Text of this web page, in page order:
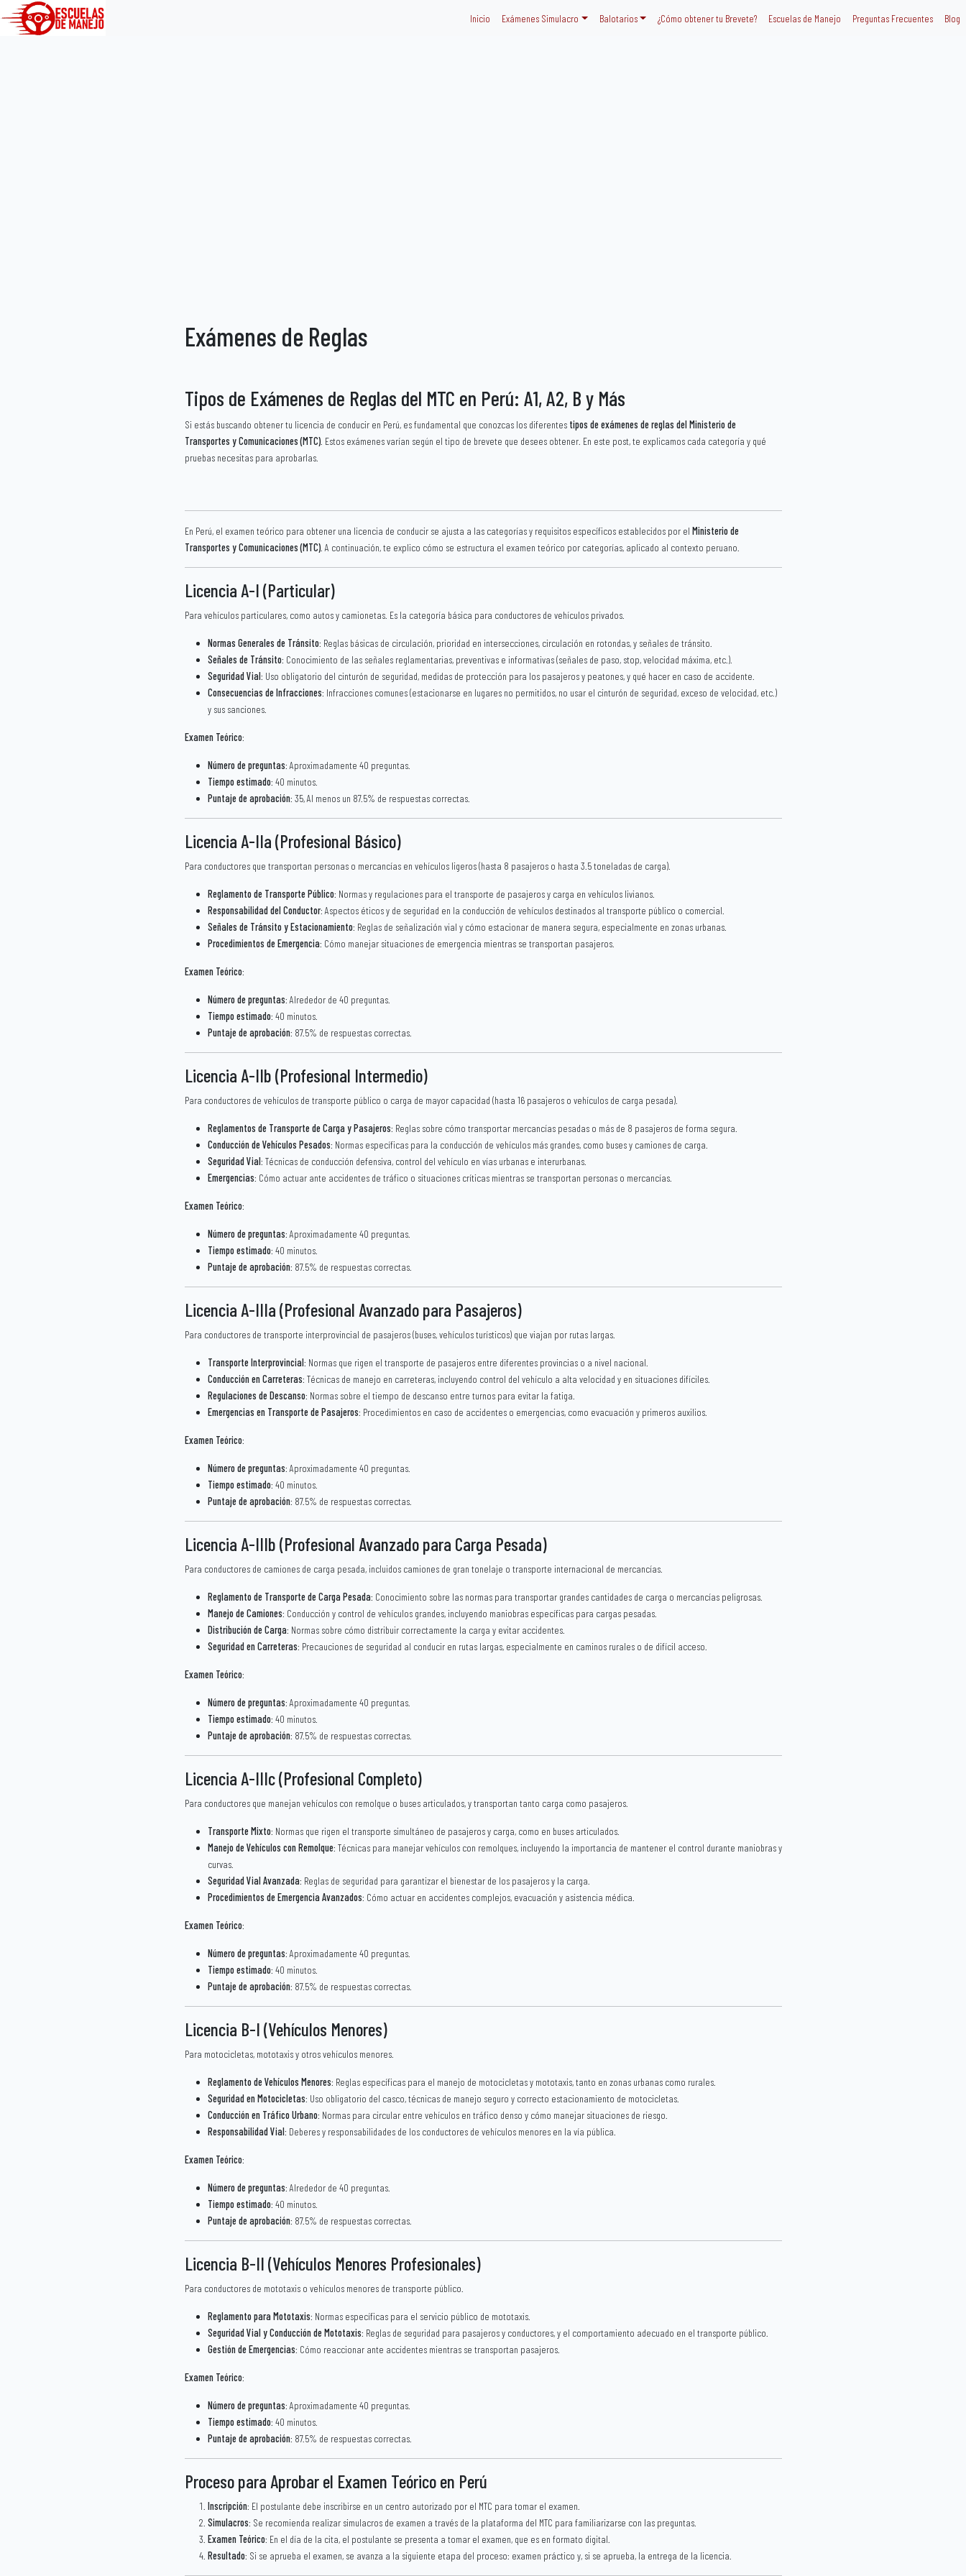
Inicio Exámenes Simulacro Balotarios ¿Cómo obtener tu Brevete? Escuelas de Manejo Preguntas Frecuentes Blog
Exámenes de Reglas
Tipos de Exámenes de Reglas del MTC en Perú: A1, A2, B y Más
Si estás buscando obtener tu licencia de conducir en Perú, es fundamental que conozcas los diferentes tipos de exámenes de reglas del Ministerio de
Transportes y Comunicaciones (MTC). Estos exámenes varían según el tipo de brevete que desees obtener. En este post, te explicamos cada categoría y qué
pruebas necesitas para aprobarlas.
En Perú, el examen teórico para obtener una licencia de conducir se ajusta a las categorías y requisitos específicos establecidos por el Ministerio de
Transportes y Comunicaciones (MTC). A continuación, te explico cómo se estructura el examen teórico por categorías, aplicado al contexto peruano.
Licencia A-I (Particular)
Para vehículos particulares, como autos y camionetas. Es la categoría básica para conductores de vehículos privados.
Normas Generales de Tránsito: Reglas básicas de circulación, prioridad en intersecciones, circulación en rotondas, y señales de tránsito.
Señales de Tránsito: Conocimiento de las señales reglamentarias, preventivas e informativas (señales de paso, stop, velocidad máxima, etc.).
Seguridad Vial: Uso obligatorio del cinturón de seguridad, medidas de protección para los pasajeros y peatones, y qué hacer en caso de accidente.
Consecuencias de Infracciones: Infracciones comunes (estacionarse en lugares no permitidos, no usar el cinturón de seguridad, exceso de velocidad, etc.)
y sus sanciones.
Examen Teórico:
Número de preguntas: Aproximadamente 40 preguntas.
Tiempo estimado: 40 minutos.
Puntaje de aprobación: 35, Al menos un 87.5% de respuestas correctas.
Licencia A-IIa (Profesional Básico)
Para conductores que transportan personas o mercancías en vehículos ligeros (hasta 8 pasajeros o hasta 3.5 toneladas de carga).
Reglamento de Transporte Público: Normas y regulaciones para el transporte de pasajeros y carga en vehículos livianos.
Responsabilidad del Conductor: Aspectos éticos y de seguridad en la conducción de vehículos destinados al transporte público o comercial.
Señales de Tránsito y Estacionamiento: Reglas de señalización vial y cómo estacionar de manera segura, especialmente en zonas urbanas.
Procedimientos de Emergencia: Cómo manejar situaciones de emergencia mientras se transportan pasajeros.
Examen Teórico:
Número de preguntas: Alrededor de 40 preguntas.
Tiempo estimado: 40 minutos.
Puntaje de aprobación: 87.5% de respuestas correctas.
Licencia A-IIb (Profesional Intermedio)
Para conductores de vehículos de transporte público o carga de mayor capacidad (hasta 16 pasajeros o vehículos de carga pesada).
Reglamentos de Transporte de Carga y Pasajeros: Reglas sobre cómo transportar mercancías pesadas o más de 8 pasajeros de forma segura.
Conducción de Vehículos Pesados: Normas específicas para la conducción de vehículos más grandes, como buses y camiones de carga.
Seguridad Vial: Técnicas de conducción defensiva, control del vehículo en vías urbanas e interurbanas.
Emergencias: Cómo actuar ante accidentes de tráfico o situaciones críticas mientras se transportan personas o mercancías.
Examen Teórico:
Número de preguntas: Aproximadamente 40 preguntas.
Tiempo estimado: 40 minutos.
Puntaje de aprobación: 87.5% de respuestas correctas.
Licencia A-IIIa (Profesional Avanzado para Pasajeros)
Para conductores de transporte interprovincial de pasajeros (buses, vehículos turísticos) que viajan por rutas largas.
Transporte Interprovincial: Normas que rigen el transporte de pasajeros entre diferentes provincias o a nivel nacional.
Conducción en Carreteras: Técnicas de manejo en carreteras, incluyendo control del vehículo a alta velocidad y en situaciones difíciles.
Regulaciones de Descanso: Normas sobre el tiempo de descanso entre turnos para evitar la fatiga.
Emergencias en Transporte de Pasajeros: Procedimientos en caso de accidentes o emergencias, como evacuación y primeros auxilios.
Examen Teórico:
Número de preguntas: Aproximadamente 40 preguntas.
Tiempo estimado: 40 minutos.
Puntaje de aprobación: 87.5% de respuestas correctas.
Licencia A-IIIb (Profesional Avanzado para Carga Pesada)
Para conductores de camiones de carga pesada, incluidos camiones de gran tonelaje o transporte internacional de mercancías.
Reglamento de Transporte de Carga Pesada: Conocimiento sobre las normas para transportar grandes cantidades de carga o mercancías peligrosas.
Manejo de Camiones: Conducción y control de vehículos grandes, incluyendo maniobras específicas para cargas pesadas.
Distribución de Carga: Normas sobre cómo distribuir correctamente la carga y evitar accidentes.
Seguridad en Carreteras: Precauciones de seguridad al conducir en rutas largas, especialmente en caminos rurales o de difícil acceso.
Examen Teórico:
Número de preguntas: Aproximadamente 40 preguntas.
Tiempo estimado: 40 minutos.
Puntaje de aprobación: 87.5% de respuestas correctas.
Licencia A-IIIc (Profesional Completo)
Para conductores que manejan vehículos con remolque o buses articulados, y transportan tanto carga como pasajeros.
Transporte Mixto: Normas que rigen el transporte simultáneo de pasajeros y carga, como en buses articulados.
Manejo de Vehículos con Remolque: Técnicas para manejar vehículos con remolques, incluyendo la importancia de mantener el control durante maniobras y
curvas.
Seguridad Vial Avanzada: Reglas de seguridad para garantizar el bienestar de los pasajeros y la carga.
Procedimientos de Emergencia Avanzados: Cómo actuar en accidentes complejos, evacuación y asistencia médica.
Examen Teórico:
Número de preguntas: Aproximadamente 40 preguntas.
Tiempo estimado: 40 minutos.
Puntaje de aprobación: 87.5% de respuestas correctas.
Licencia B-I (Vehículos Menores)
Para motocicletas, mototaxis y otros vehículos menores.
Reglamento de Vehículos Menores: Reglas específicas para el manejo de motocicletas y mototaxis, tanto en zonas urbanas como rurales.
Seguridad en Motocicletas: Uso obligatorio del casco, técnicas de manejo seguro y correcto estacionamiento de motocicletas.
Conducción en Tráfico Urbano: Normas para circular entre vehículos en tráfico denso y cómo manejar situaciones de riesgo.
Responsabilidad Vial: Deberes y responsabilidades de los conductores de vehículos menores en la vía pública.
Examen Teórico:
Número de preguntas: Alrededor de 40 preguntas.
Tiempo estimado: 40 minutos.
Puntaje de aprobación: 87.5% de respuestas correctas.
Licencia B-II (Vehículos Menores Profesionales)
Para conductores de mototaxis o vehículos menores de transporte público.
Reglamento para Mototaxis: Normas específicas para el servicio público de mototaxis.
Seguridad Vial y Conducción de Mototaxis: Reglas de seguridad para pasajeros y conductores, y el comportamiento adecuado en el transporte público.
Gestión de Emergencias: Cómo reaccionar ante accidentes mientras se transportan pasajeros.
Examen Teórico:
Número de preguntas: Aproximadamente 40 preguntas.
Tiempo estimado: 40 minutos.
Puntaje de aprobación: 87.5% de respuestas correctas.
Proceso para Aprobar el Examen Teórico en Perú
Inscripción: El postulante debe inscribirse en un centro autorizado por el MTC para tomar el examen.
Simulacros: Se recomienda realizar simulacros de examen a través de la plataforma del MTC para familiarizarse con las preguntas.
Examen Teórico: En el día de la cita, el postulante se presenta a tomar el examen, que es en formato digital.
Resultado: Si se aprueba el examen, se avanza a la siguiente etapa del proceso: examen práctico y, si se aprueba, la entrega de la licencia.